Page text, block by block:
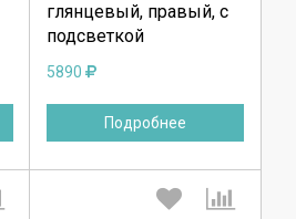
глянцевый, правый, с
подсветкой
5890
Подробнее
Отмена